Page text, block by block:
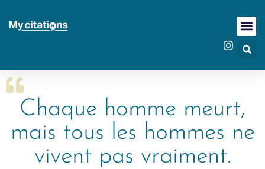
Chaque homme meurt,
mais tous les hommes ne
vivent pas vraiment.